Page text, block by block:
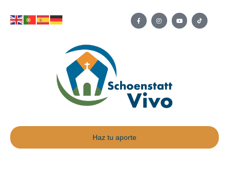
Haz tu aporte